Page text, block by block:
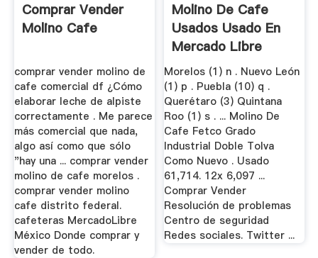
Comprar Vender
Molino Cafe
comprar vender molino de
cafe comercial df ¿Cómo
elaborar leche de alpiste
correctamente . Me parece
más comercial que nada,
algo así como que sólo
"hay una ... comprar vender
molino de cafe morelos .
comprar vender molino
cafe distrito federal.
cafeteras MercadoLibre
México Donde comprar y
vender de todo.
Molino De Cafe
Usados Usado En
Mercado Libre
México
Morelos (1) n . Nuevo León
(1) p . Puebla (10) q .
Querétaro (3) Quintana
Roo (1) s . ... Molino De
Cafe Fetco Grado
Industrial Doble Tolva
Como Nuevo . Usado
61,714. 12x 6,097 ...
Comprar Vender
Resolución de problemas
Centro de seguridad
Redes sociales. Twitter ...